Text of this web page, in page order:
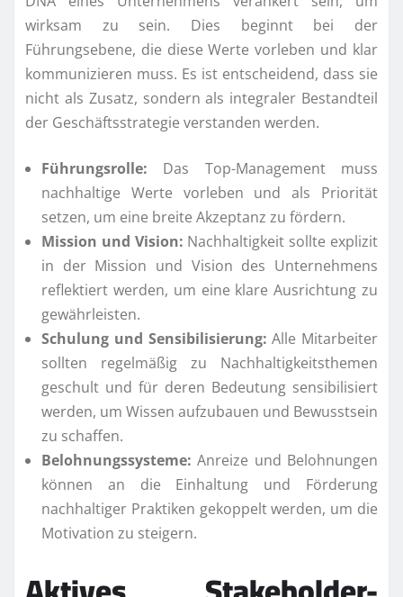
wirksam zu sein. Dies beginnt bei der
Führungsebene, die diese Werte vorleben und klar
kommunizieren muss. Es ist entscheidend, dass sie
nicht als Zusatz, sondern als integraler Bestandteil
der Geschäftsstrategie verstanden werden.
Führungsrolle: Das Top-Management muss
nachhaltige Werte vorleben und als Priorität
setzen, um eine breite Akzeptanz zu fördern.
Mission und Vision: Nachhaltigkeit sollte explizit
in der Mission und Vision des Unternehmens
reflektiert werden, um eine klare Ausrichtung zu
gewährleisten.
Schulung und Sensibilisierung: Alle Mitarbeiter
sollten regelmäßig zu Nachhaltigkeitsthemen
geschult und für deren Bedeutung sensibilisiert
werden, um Wissen aufzubauen und Bewusstsein
zu schaffen.
Belohnungssysteme: Anreize und Belohnungen
können an die Einhaltung und Förderung
nachhaltiger Praktiken gekoppelt werden, um die
Motivation zu steigern.